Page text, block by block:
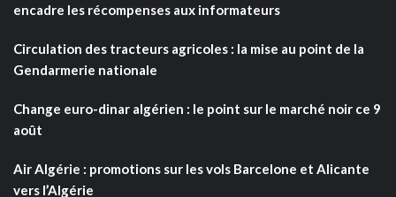
encadre les récompenses aux informateurs
Circulation des tracteurs agricoles : la mise au point de la
Gendarmerie nationale
Change euro-dinar algérien : le point sur le marché noir ce 9
août
Air Algérie : promotions sur les vols Barcelone et Alicante
vers l’Algérie